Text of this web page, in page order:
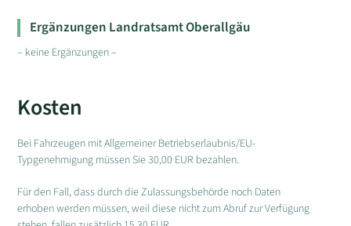
Ergänzungen Landratsamt Oberallgäu
– keine Ergänzungen –
Kosten
Bei Fahrzeugen mit Allgemeiner Betriebserlaubnis/EU-
Typgenehmigung müssen Sie 30,00 EUR bezahlen.
Für den Fall, dass durch die Zulassungsbehörde noch Daten
erhoben werden müssen, weil diese nicht zum Abruf zur Verfügung